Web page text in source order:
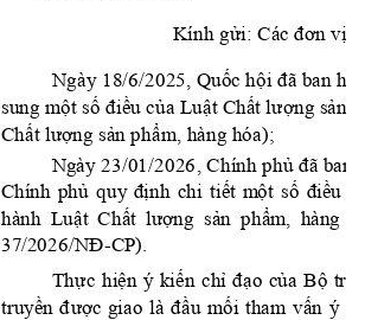
Kính gửi: Các đơn vị
Ngày 18/6/2025, Quốc hội đã ban
sung một số điều của Luật Chất lượng sản
Chất lượng sản phẩm, hàng hóa);
Ngày 23/01/2026, Chính phủ đã ban
Chính phủ quy định chi tiết một số điều
hành Luật Chất lượng sản phẩm,  hàng
37/2026/NĐ-CP).
Thực hiện ý kiến chỉ đạo của Bộ
truyền được giao là đầu mối tham vấn ý